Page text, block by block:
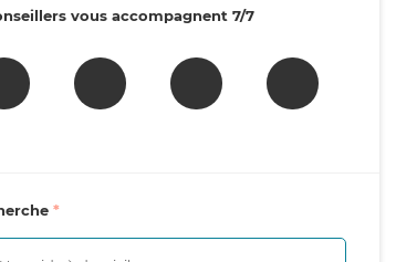
vous accompagnent 7/7